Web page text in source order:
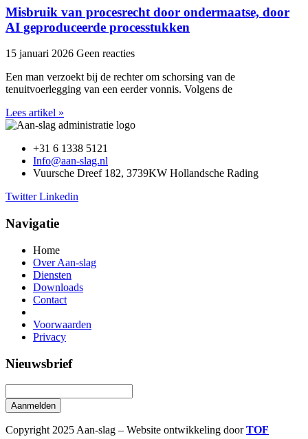
Misbruik van procesrecht door ondermaatse, door
AI geproduceerde processtukken
15 januari 2026 Geen reacties
Een man verzoekt bij de rechter om schorsing van de
tenuitvoerlegging van een eerder vonnis. Volgens de
Lees artikel »
+31 6 1338 5121
Info@aan-slag.nl
Vuursche Dreef 182, 3739KW Hollandsche Rading
Twitter Linkedin
Navigatie
Home
Over Aan-slag
Diensten
Downloads
Contact
Voorwaarden
Privacy
Nieuwsbrief
Aanmelden
Copyright 2025 Aan-slag – Website ontwikkeling doorTOF